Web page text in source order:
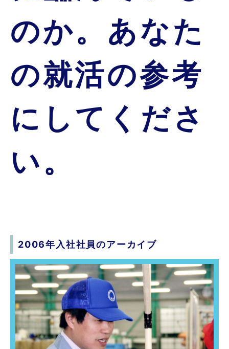
のか。 あなた
の就活の参考
にしてくださ
い。
2006年入社社員のアーカイブ